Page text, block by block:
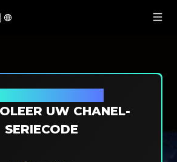
UW CHANEL-
SERIECODE